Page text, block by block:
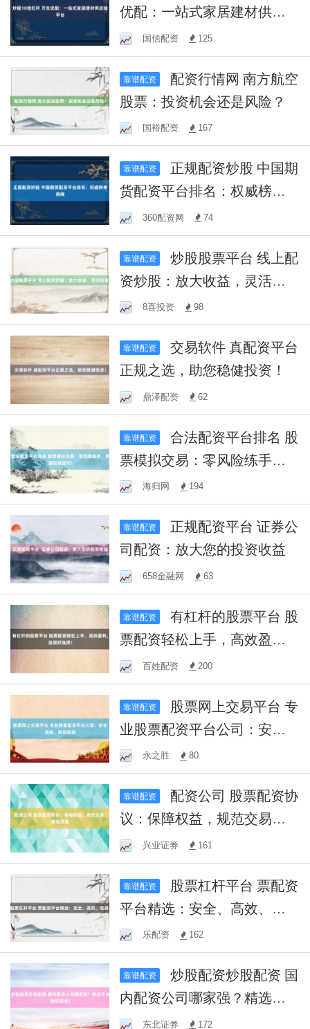
优配：一站式家居建材供应
链平台国信配资 125
靠谱配资
股票：投资机会还是风险？
国裕配资 167
靠谱配资
货配资平台排名：权威榜单
揭晓360配资网 74
靠谱配资
炒股股票平台 线上配
资炒股：放大收益，灵活投
资！8喜投资 98
靠谱配资
交易软件 真配资平台
正规之选，助您稳健投资！
鼎泽配资 62
靠谱配资
合法配资平台排名 股
票模拟交易：零风险练手，
掌握投资技巧！
海归网 194
靠谱配资
司配资：放大您的投资收益
658金融网 63
靠谱配资
有杠杆的股票平台 股
票配资轻松上手，高效盈
利，投资好选择！
百姓配资 200
靠谱配资
业股票配资平台公司：安全
高效，助您投资
永之胜 80
靠谱配资
议：保障权益，规范交易，
降低风险
兴业证券 161
靠谱配资
平台精选：安全、高效、低
息！乐配资 162
靠谱配资
炒股配资炒股配资 国
内配资公司哪家强？精选平
台助您投资！
东北证券 172